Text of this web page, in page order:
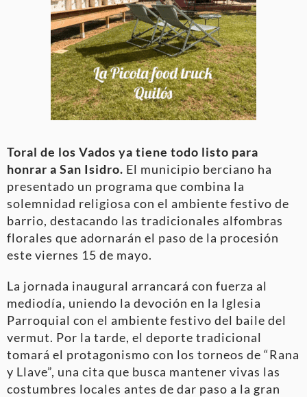
Toral de los Vados ya tiene todo listo para
honrar a San Isidro. El municipio berciano ha
presentado un programa que combina la
solemnidad religiosa con el ambiente festivo de
barrio, destacando las tradicionales alfombras
florales que adornarán el paso de la procesión
este viernes 15 de mayo.
La jornada inaugural arrancará con fuerza al
mediodía, uniendo la devoción en la Iglesia
Parroquial con el ambiente festivo del baile del
vermut. Por la tarde, el deporte tradicional
tomará el protagonismo con los torneos de “Rana
y Llave”, una cita que busca mantener vivas las
costumbres locales antes de dar paso a la gran